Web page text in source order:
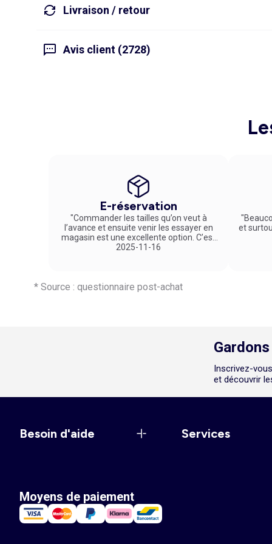
Livraison / retour
Avis client (2728)
E-réservation
"Commander les tailles qu’on veut à
l’avance et ensuite venir les essayer en
magasin est une excellente option. C’est
un service vraiment pratique et agréable
2025-11-16
et
* Source : questionnaire post-achat
Inscrivez-
et découvrir
Besoin d'aide Services
Moyens de paiement